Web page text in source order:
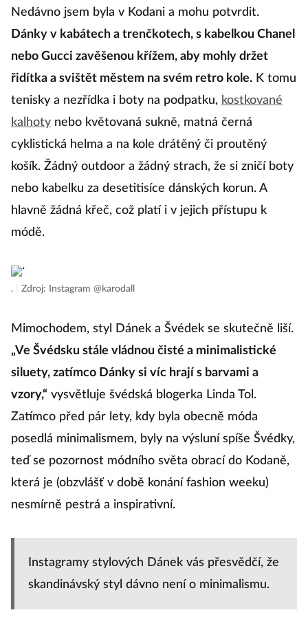
Nedávno jsem byla v Kodani a mohu potvrdit.
Dánky v kabátech a trenčkotech, s kabelkou Chanel
nebo Gucci zavěšenou křížem, aby mohly držet
řidítka a svištět městem na svém retro kole. K tomu
tenisky a nezřídka i boty na podpatku, kostkované
kalhoty nebo květovaná sukně, matná černá
cyklistická helma a na kole drátěný či proutěný
košík. Žádný outdoor a žádný strach, že si zničí boty
nebo kabelku za desetitisíce dánských korun. A
hlavně žádná křeč, což platí i v jejich přístupu k
módě.
. Zdroj: Instagram @karodall
Mimochodem, styl Dánek a Švédek se skutečně liší.
„Ve Švédsku stále vládnou čisté a minimalistické
siluety, zatímco Dánky si víc hrají s barvami a
vzory,“ vysvětluje švédská blogerka Linda Tol.
Zatímco před pár lety, kdy byla obecně móda
posedlá minimalismem, byly na výsluní spíše Švédky,
teď se pozornost módního světa obrací do Kodaně,
která je (obzvlášť v době konání fashion weeku)
nesmírně pestrá a inspirativní.
Instagramy stylových Dánek vás přesvědčí, že
skandinávský styl dávno není o minimalismu.